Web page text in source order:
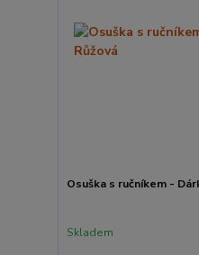
Osuška s ručníkem -
Skladem